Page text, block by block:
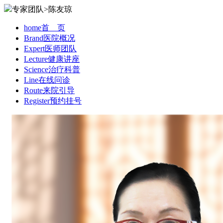
专家团队>陈友琼
home首 页
Brand医院概况
Expert医师团队
Lecture健康讲座
Science治疗科普
Line在线问诊
Route来院引导
Register预约挂号